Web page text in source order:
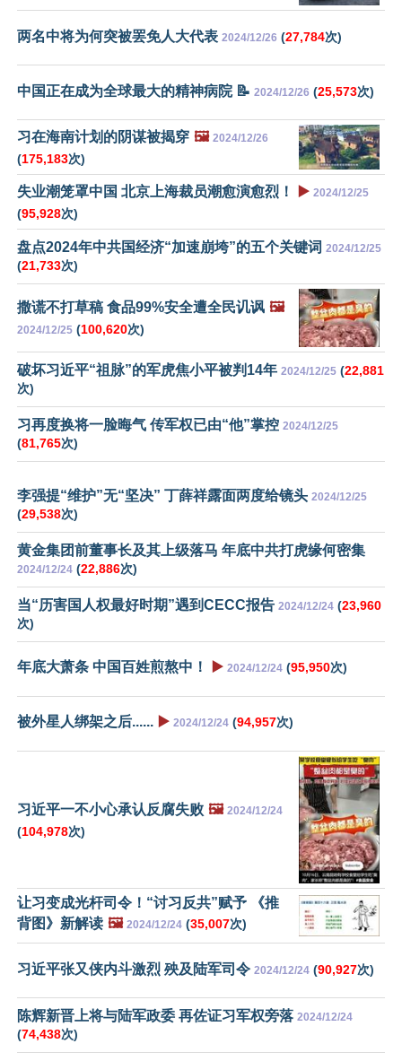
两名中将为何突被罢免人大代表 2024/12/26 (27,784次)
中国正在成为全球最大的精神病院 📝 2024/12/26 (25,573次)
习在海南计划的阴谋被揭穿 🖼️ 2024/12/26
(175,183次)
失业潮笼罩中国 北京上海裁员潮愈演愈烈！ ▶️ 2024/12/25
(95,928次)
盘点2024年中共国经济“加速崩垮”的五个关键词 2024/12/25
(21,733次)
撒谎不打草稿 食品99%安全遭全民讥讽 🖼️
2024/12/25 (100,620次)
破坏习近平“祖脉”的军虎焦小平被判14年 2024/12/25 (22,881
次)
习再度换将一脸晦气 传军权已由“他”掌控 2024/12/25
(81,765次)
李强提“维护”无“坚决” 丁薛祥露面两度给镜头 2024/12/25
(29,538次)
黄金集团前董事长及其上级落马 年底中共打虎缘何密集
2024/12/24 (22,886次)
当“历害国人权最好时期”遇到CECC报告 2024/12/24 (23,960
次)
年底大萧条 中国百姓煎熬中！ ▶️ 2024/12/24 (95,950次)
被外星人绑架之后...... ▶️ 2024/12/24 (94,957次)
习近平一不小心承认反腐失败 🖼️ 2024/12/24
(104,978次)
让习变成光杆司令！“讨习反共”赋予 《推
背图》新解读 🖼️ 2024/12/24 (35,007次)
习近平张又侠内斗激烈 殃及陆军司令 2024/12/24 (90,927次)
陈辉新晋上将与陆军政委 再佐证习军权旁落 2024/12/24
(74,438次)